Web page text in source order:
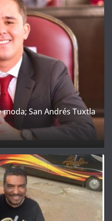
San Andrés Tuxtla